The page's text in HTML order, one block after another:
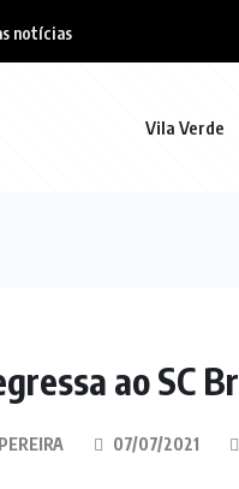
notícias
Vila Verde
ao SC
07/07/2021